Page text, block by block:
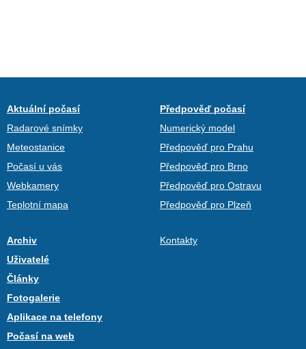
Aktuální počasí
Radarové snímky
Meteostanice
Počasí u vás
Webkamery
Teplotní mapa
Předpověď počasí
Numerický model
Předpověď pro Prahu
Předpověď pro Brno
Předpověď pro Ostravu
Předpověď pro Plzeň
Archiv
Uživatelé
Články
Fotogalerie
Aplikace na telefony
Počasí na web
Kontakty